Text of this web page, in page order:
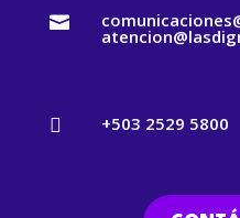

 +503 2529 5800